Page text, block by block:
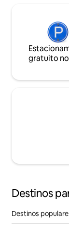
gratuito
Destinos
Destinos